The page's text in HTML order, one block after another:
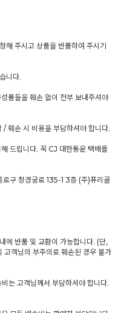
해 주시고 상품을 반품하여 주시기
니다.
품들을 훼손 없이 전부 보내주셔야
/ 훼손 시 비용을 부담하셔야 합니다.
드립니다. 꼭 CJ 대한통운 택배를
구 창경궁로 135-1 3층 (주)퓨리골
에 반품 및 교환이 가능합니다. (단,
객님의 부주의로 훼손된 경우 불가
는 고객님께서 부담하셔야 합니다.